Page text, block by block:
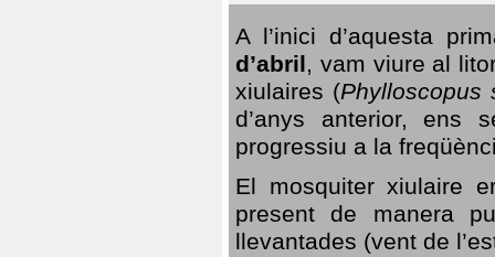
A l’inici d’aquesta
d’abril, vam viure al
xiulaires (Phylloscopus
d’anys anterior, ens
progressiu a la
El mosquiter xiulaire
present de manera
llevantades (vent de